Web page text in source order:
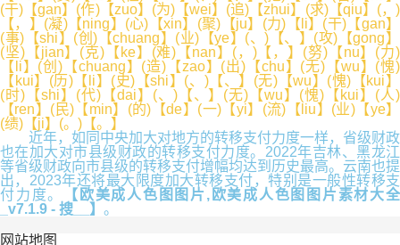
(干)【gan】(作)【zuo】(为)【wei】(追)【zhui】(求)【qiu】(，)
【，】(凝)【ning】(心)【xin】(聚)【ju】(力)【li】(干)【gan】
(事)【shi】(创)【chuang】(业)【ye】(、)【、】(攻)【gong】
(坚)【jian】(克)【ke】(难)【nan】(，)【，】(努)【nu】(力)
【li】(创)【chuang】(造)【zao】(出)【chu】(无)【wu】(愧)
【kui】(历)【li】(史)【shi】(、)【、】(无)【wu】(愧)【kui】
(时)【shi】(代)【dai】(、)【、】(无)【wu】(愧)【kui】(人)
【ren】(民)【min】(的)【de】(一)【yi】(流)【liu】(业)【ye】
(绩)【ji】(。)【。】
近年，如同中央加大对地方的转移支付力度一样，省级财政
也在加大对市县级财政的转移支付力度。2022年吉林、黑龙江
等省级财政向市县级的转移支付增幅均达到历史最高。云南也提
出，2023年还将最大限度加大转移支付，特别是一般性转移支
付力度。
【欧美成人色图图片,欧美成人色图图片素材大全
_v7.1.9 - 搜__】 。
网站地图